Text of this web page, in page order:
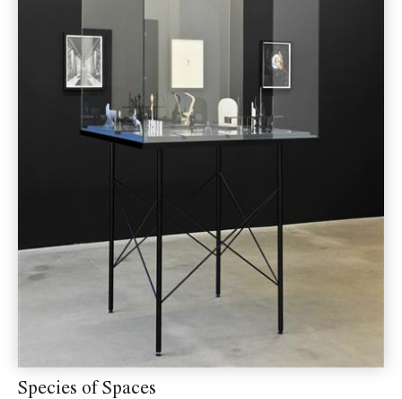
Species of Spaces